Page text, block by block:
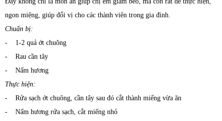
ngon miệng, giúp đổi vị cho các thành viên trong gia đình.
Chuẩn bị:
- 1-2 quả ớt chuông
- Rau cần tây
- Nấm hương
Thực hiện:
- Rửa sạch ớt chuông, cần tây sau đó cắt thành miếng vừa ăn
- Nấm hương rửa sạch, cắt miếng nhỏ